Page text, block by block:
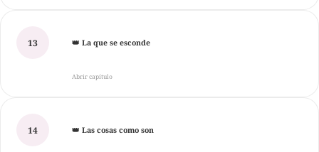
13 👑 La que se esconde
Abrir capítulo
14 👑 Las cosas como son